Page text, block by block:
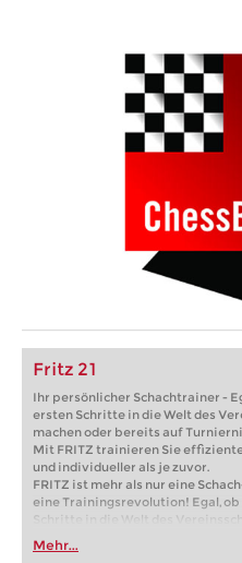
Fritz 21
Ihr persönlicher Schachtrainer -
ersten Schritte in die Welt des
machen oder bereits auf
Mit FRITZ trainieren Sie
und individueller als je zuvor.
FRITZ ist mehr als nur eine
eine Trainingsrevolution! Egal,
Schritte in die Welt des
oder bereits auf Turnierniveau
FRITZ trainieren Sie effizienter,
Mehr...